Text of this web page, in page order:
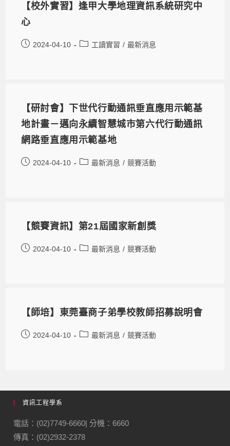
【校外實習】逢甲大學地理資訊系統研究中
心
2024-04-10 工讀實習 / 最新消息
【研討會】下世代行動通訊垂直應用示範基
地計畫－邁向永續智慧城市第六代行動通訊
網路垂直應用示範基地
2024-04-10 最新消息 / 競賽活動
【競賽資訊】第21屆國家新創獎
2024-04-10 最新消息 / 競賽活動
【師培】東莞臺商子弟學校教師招募說明會
2024-04-10 最新消息 / 競賽活動
資訊工程學系
電話：(02)7749-6660| 分機：6660
傳真：(02)2932-2378